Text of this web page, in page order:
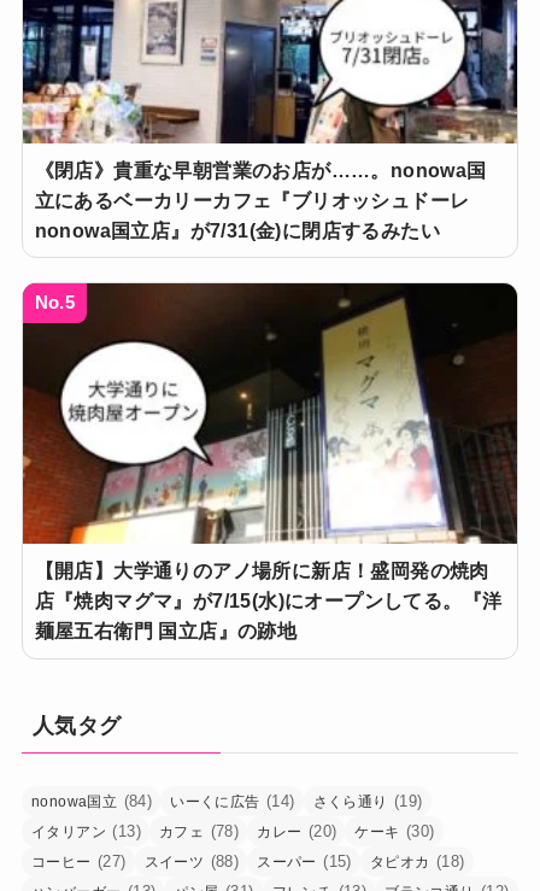
《閉店》貴重な早朝営業のお店が……。nonowa国
立にあるベーカリーカフェ『ブリオッシュドーレ
nonowa国立店』が7/31(金)に閉店するみたい
No.5
【開店】大学通りのアノ場所に新店！盛岡発の焼肉
店『焼肉マグマ』が7/15(水)にオープンしてる。『洋
麺屋五右衛門 国立店』の跡地
人気タグ
nonowa国立 (84) いーくに広告 (14) さくら通り (19)
イタリアン (13) カフェ (78) カレー (20) ケーキ (30)
コーヒー (27) スイーツ (88) スーパー (15) タピオカ (18)